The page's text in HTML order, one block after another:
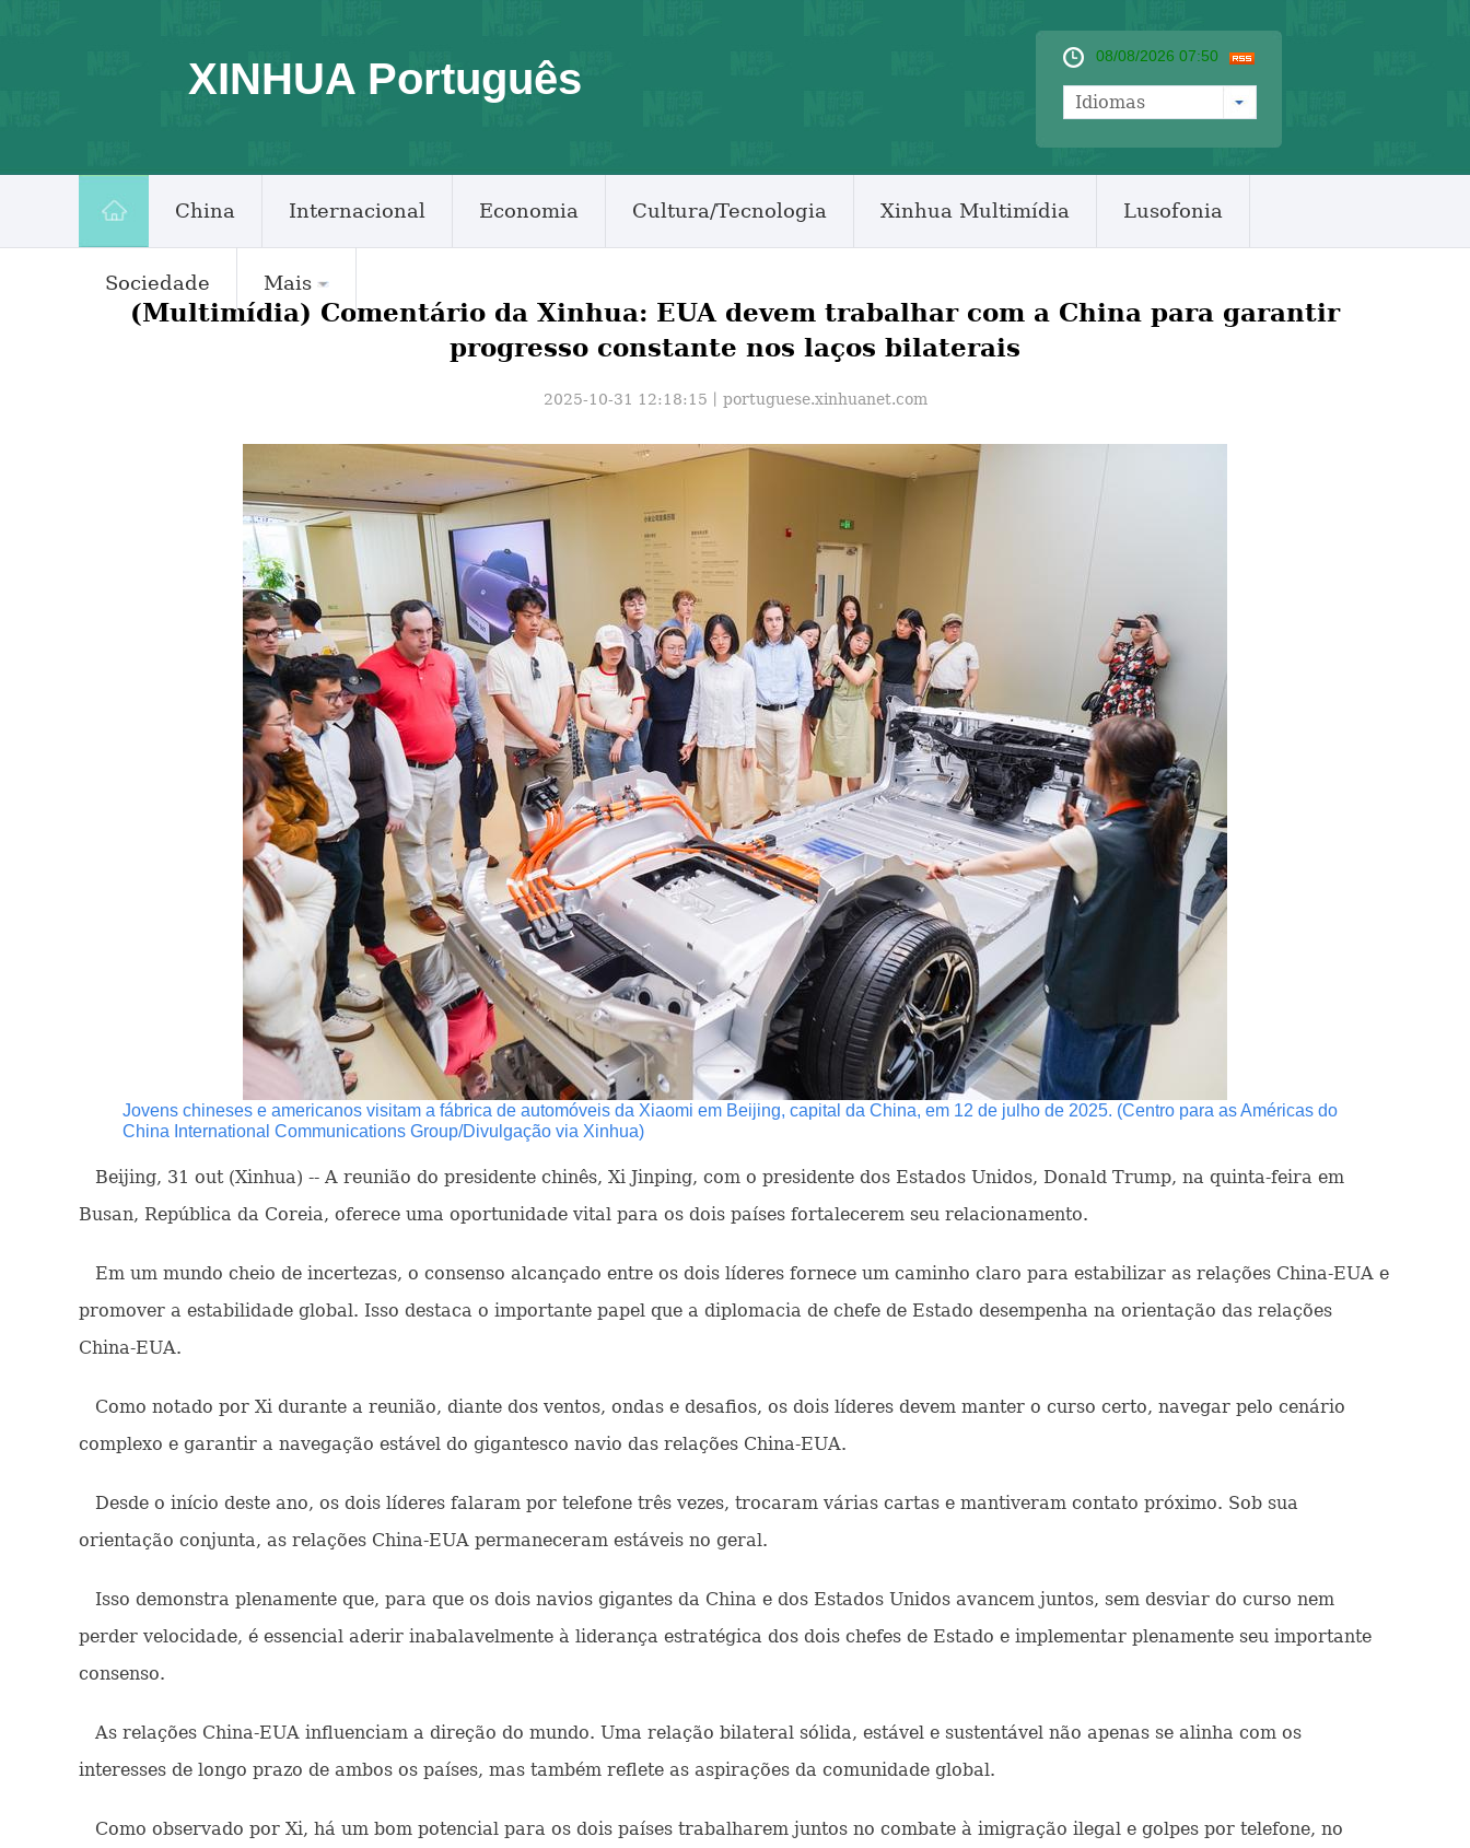
XINHUA Português 08/08/2026 07:50
Idiomas
China Internacional Economia Cultura/Tecnologia Xinhua Multimídia Lusofonia
Sociedade Mais
(Multimídia) Comentário da Xinhua: EUA devem trabalhar com a China para garantir
progresso constante nos laços bilaterais
2025-10-31 12:18:15丨 portuguese.xinhuanet.com
Jovens chineses e americanos visitam a fábrica de automóveis da Xiaomi em Beijing, capital da China, em 12 de julho de 2025. (Centro para as Américas do
China International Communications Group/Divulgação via Xinhua)
Beijing, 31 out (Xinhua) -- A reunião do presidente chinês, Xi Jinping, com o presidente dos Estados Unidos, Donald Trump, na quinta-feira em
Busan, República da Coreia, oferece uma oportunidade vital para os dois países fortalecerem seu relacionamento.
Em um mundo cheio de incertezas, o consenso alcançado entre os dois líderes fornece um caminho claro para estabilizar as relações China-EUA e
promover a estabilidade global. Isso destaca o importante papel que a diplomacia de chefe de Estado desempenha na orientação das relações
China-EUA.
Como notado por Xi durante a reunião, diante dos ventos, ondas e desafios, os dois líderes devem manter o curso certo, navegar pelo cenário
complexo e garantir a navegação estável do gigantesco navio das relações China-EUA.
Desde o início deste ano, os dois líderes falaram por telefone três vezes, trocaram várias cartas e mantiveram contato próximo. Sob sua
orientação conjunta, as relações China-EUA permaneceram estáveis no geral.
Isso demonstra plenamente que, para que os dois navios gigantes da China e dos Estados Unidos avancem juntos, sem desviar do curso nem
perder velocidade, é essencial aderir inabalavelmente à liderança estratégica dos dois chefes de Estado e implementar plenamente seu importante
consenso.
As relações China-EUA influenciam a direção do mundo. Uma relação bilateral sólida, estável e sustentável não apenas se alinha com os
interesses de longo prazo de ambos os países, mas também reflete as aspirações da comunidade global.
Como observado por Xi, há um bom potencial para os dois países trabalharem juntos no combate à imigração ilegal e golpes por telefone, no